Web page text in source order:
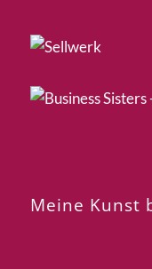
Meine Kunst